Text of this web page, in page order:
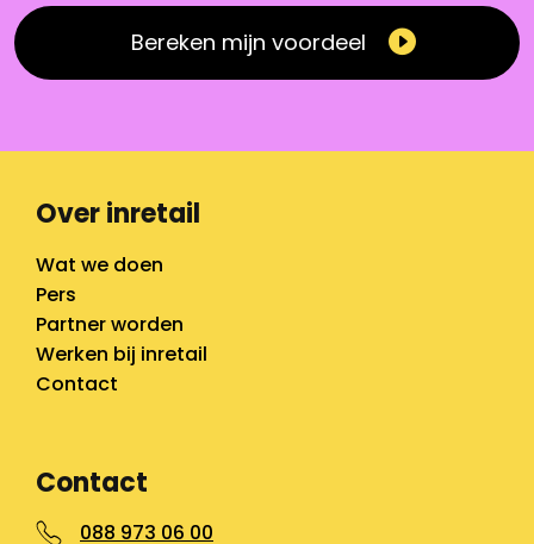
Bereken mijn voordeel
Over inretail
Wat we doen
Pers
Partner worden
Werken bij inretail
Contact
Contact
088 973 06 00